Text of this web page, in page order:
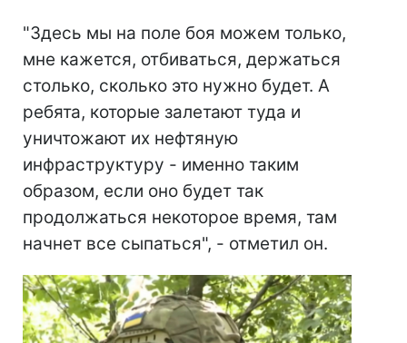
"Здесь мы на поле боя можем только,
мне кажется, отбиваться, держаться
столько, сколько это нужно будет. А
ребята, которые залетают туда и
уничтожают их нефтяную
инфраструктуру - именно таким
образом, если оно будет так
продолжаться некоторое время, там
начнет все сыпаться", - отметил он.